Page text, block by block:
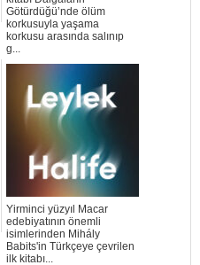
Götürdüğü’nde ölüm
korkusuyla yaşama
korkusu arasında salınıp
g...
Yirminci yüzyıl Macar
edebiyatının önemli
isimlerinden Mihály
Babits'in Türkçeye çevrilen
ilk kitabı...